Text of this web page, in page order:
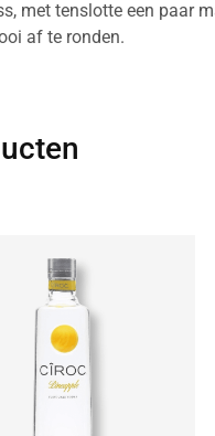
met tenslotte een paar
af te ronden.